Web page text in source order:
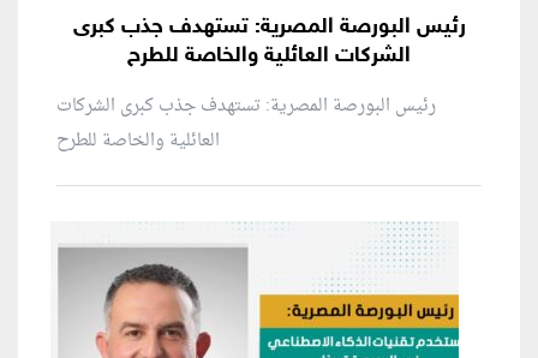
رئيس البورصة المصرية: تستهدف جذب كبرى
الشركات العائلية والخاصة للطرح
رئيس البورصة المصرية: تستهدف جذب كبرى الشركات
العائلية والخاصة للطرح